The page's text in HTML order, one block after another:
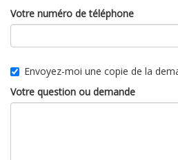
Votre numéro de téléphone
Envoyez-moi une copie de la
Votre question ou demande